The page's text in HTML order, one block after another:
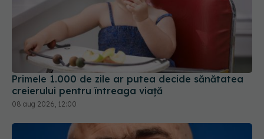
Primele 1.000 de zile ar putea decide sănătatea
creierului pentru întreaga viață
08 aug 2026, 12:00